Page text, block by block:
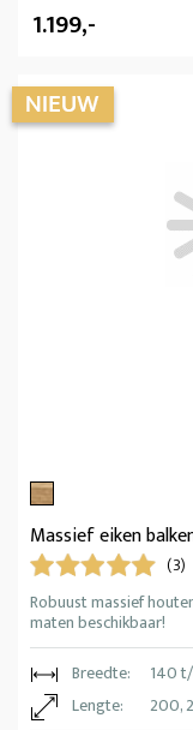
1.199,-
Massief eiken
(3)
Robuust massief
maten beschikbaar!
Breedte:
140
Lengte:
200,